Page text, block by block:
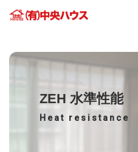
ZEH 水準性能
Heat resistance